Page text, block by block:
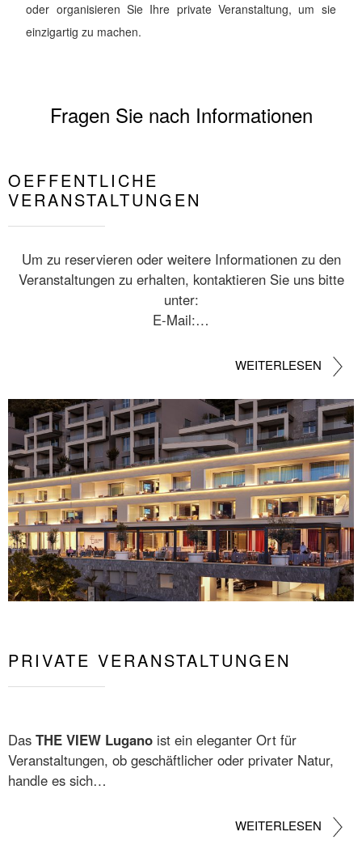
oder organisieren Sie Ihre private Veranstaltung, um sie
einzigartig zu machen.
Fragen Sie nach Informationen
OEFFENTLICHE
VERANSTALTUNGEN
Um zu reservieren oder weitere Informationen zu den
Veranstaltungen zu erhalten, kontaktieren Sie uns bitte
unter:
E-Mail:…
WEITERLESEN
PRIVATE VERANSTALTUNGEN
Das THE VIEW Lugano ist ein eleganter Ort für
Veranstaltungen, ob geschäftlicher oder privater Natur,
handle es sich…
WEITERLESEN